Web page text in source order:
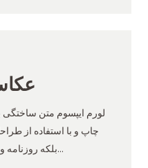
لورم ایپسوم متن ساختگی
چاپ و با استفاده از
بلکه روزنامه و مجله در ستون و سطرآنچنان که…